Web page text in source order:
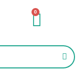
0
Cart